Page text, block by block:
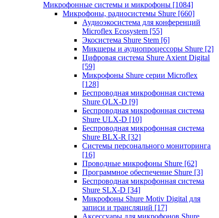
Микрофонные системы и микрофоны [1084]
Микрофоны, радиосистемы Shure [660]
Аудиоэкосистема для конференций
Microflex Ecosystem [55]
Экосистема Shure Stem [6]
Микшеры и аудиопроцессоры Shure [2]
Цифровая система Shure Axient Digital
[59]
Микрофоны Shure серии Microflex
[128]
Беспроводная микрофонная система
Shure QLX-D [9]
Беспроводная микрофонная система
Shure ULX-D [10]
Беспроводная микрофонная система
Shure BLX-R [32]
Системы персонального мониторинга
[16]
Проводные микрофоны Shure [62]
Программное обеспечение Shure [3]
Беспроводная микрофонная система
Shure SLX-D [34]
Микрофоны Shure Motiv Digital для
записи и трансляций [17]
Аксессуары для микрофонов Shure